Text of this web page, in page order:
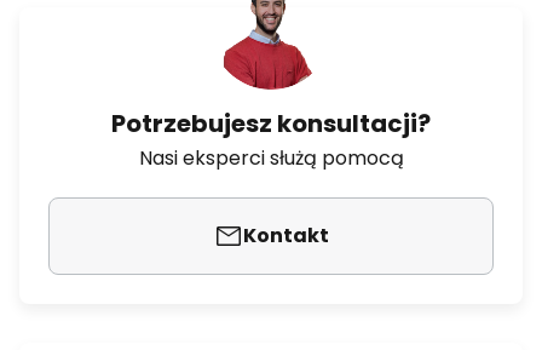
Potrzebujesz konsultacji?
Nasi eksperci służą pomocą
Kontakt